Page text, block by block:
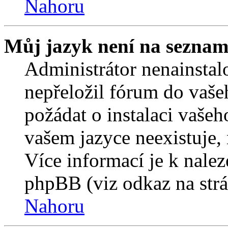
Nahoru
Můj jazyk není na
Administrátor
nepřeložil fórum do
požádat o instalaci
vašem jazyce
Více informací je k
phpBB (viz odkaz na
Nahoru